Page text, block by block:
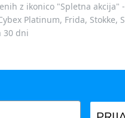
z ikonico "Spletna akcija"
Platinum, Frida, Stokke,
30 dni